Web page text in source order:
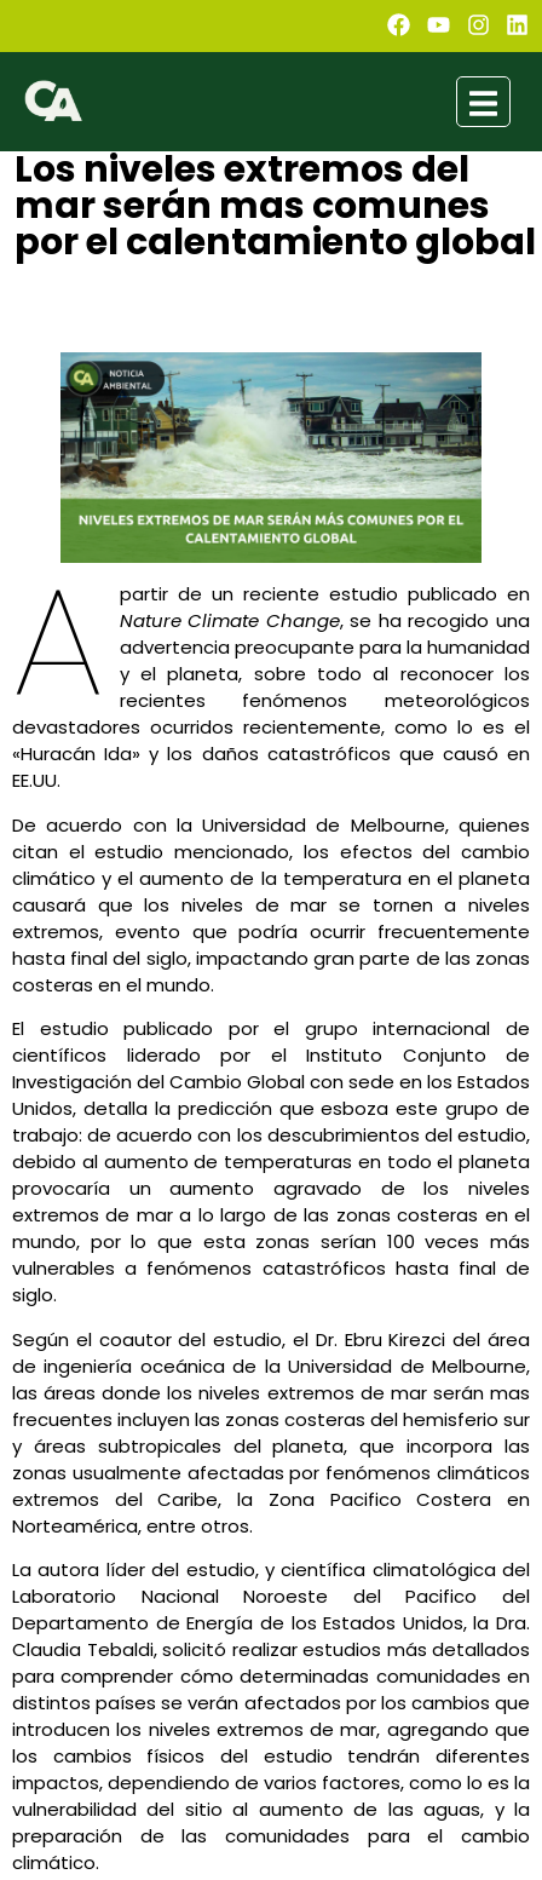
Los niveles extremos del
mar serán mas comunes
por el calentamiento global
A
partir de un reciente estudio publicado en
Nature Climate Change, se ha recogido una
advertencia preocupante para la humanidad
y el planeta, sobre todo al reconocer los
recientes fenómenos meteorológicos
devastadores ocurridos recientemente, como lo es el
«Huracán Ida» y los daños catastróficos que causó en
EE.UU.
De acuerdo con la Universidad de Melbourne, quienes
citan el estudio mencionado, los efectos del cambio
climático y el aumento de la temperatura en el planeta
causará que los niveles de mar se tornen a niveles
extremos, evento que podría ocurrir frecuentemente
hasta final del siglo, impactando gran parte de las zonas
costeras en el mundo.
El estudio publicado por el grupo internacional de
científicos liderado por ‎el Instituto Conjunto de
Investigación del Cambio Global con sede en los Estados
Unidos‎, detalla la predicción que esboza este grupo de
trabajo: de acuerdo con los descubrimientos del estudio,
debido al aumento de temperaturas en todo el planeta
provocaría un aumento agravado de los niveles
extremos de mar a lo largo de las zonas costeras en el
mundo, por lo que esta zonas serían 100 veces más
vulnerables a fenómenos catastróficos hasta final de
siglo.
Según el coautor del estudio, el Dr. Ebru Kirezci del área
de ingeniería oceánica de la Universidad de Melbourne,
las áreas donde los niveles extremos de mar serán mas
frecuentes incluyen las zonas costeras del hemisferio sur
y áreas subtropicales del planeta, que incorpora las
zonas usualmente afectadas por fenómenos climáticos
extremos del Caribe, la Zona Pacifico Costera en
Norteamérica, entre otros.
La autora líder del estudio, y científica climatológica del
Laboratorio Nacional Noroeste del Pacifico del
Departamento de Energía de los Estados Unidos, la Dra.
Claudia Tebaldi, solicitó realizar estudios más detallados
para comprender cómo determinadas comunidades en
distintos países se verán afectados por los cambios que
introducen los niveles extremos de mar, agregando que
los cambios físicos del estudio tendrán diferentes
impactos, dependiendo de varios factores, como lo es la
vulnerabilidad del sitio al aumento de las aguas, y la
preparación de las comunidades para el cambio
climático.